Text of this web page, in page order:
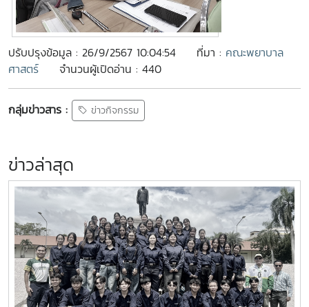
ปรับปรุงข้อมูล : 26/9/2567 10:04:54 ที่มา : คณะพยาบาล
ศาสตร์
จำนวนผู้เปิดอ่าน : 440
กลุ่มข่าวสาร : ข่าวกิจกรรม
ข่าวล่าสุด